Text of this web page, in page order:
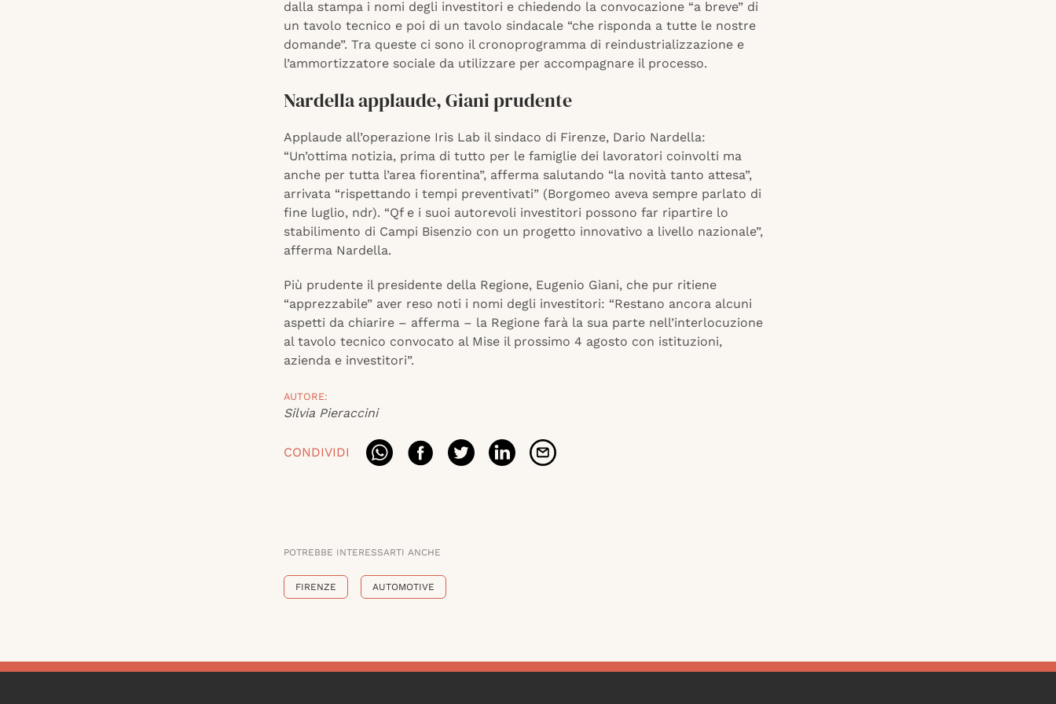
dalla stampa i nomi degli investitori e chiedendo la convocazione “a breve” di
un tavolo tecnico e poi di un tavolo sindacale “che risponda a tutte le nostre
domande”. Tra queste ci sono il cronoprogramma di reindustrializzazione e
l’ammortizzatore sociale da utilizzare per accompagnare il processo.
Nardella applaude, Giani prudente
Applaude all’operazione Iris Lab il sindaco di Firenze, Dario Nardella:
“Un’ottima notizia, prima di tutto per le famiglie dei lavoratori coinvolti ma
anche per tutta l’area fiorentina”, afferma salutando “la novità tanto attesa”,
arrivata “rispettando i tempi preventivati” (Borgomeo aveva sempre parlato di
fine luglio, ndr). “Qf e i suoi autorevoli investitori possono far ripartire lo
stabilimento di Campi Bisenzio con un progetto innovativo a livello nazionale”,
afferma Nardella.
Più prudente il presidente della Regione, Eugenio Giani, che pur ritiene
“apprezzabile” aver reso noti i nomi degli investitori: “Restano ancora alcuni
aspetti da chiarire – afferma – la Regione farà la sua parte nell’interlocuzione
al tavolo tecnico convocato al Mise il prossimo 4 agosto con istituzioni,
azienda e investitori”.
AUTORE:
Silvia Pieraccini
CONDIVIDI
POTREBBE INTERESSARTI ANCHE
FIRENZE AUTOMOTIVE